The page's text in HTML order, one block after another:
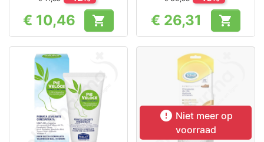
Prijs
€ 10,46  Prijs
€ 26,31 
 Niet meer op
voorraad